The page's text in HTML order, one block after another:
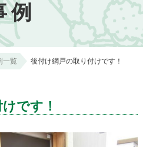
例
一覧 後付け網戸の取り付けです！
です！